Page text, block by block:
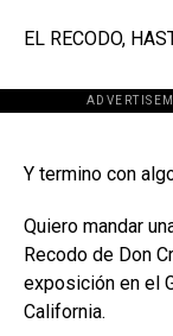
EL RECODO,
Y termino con
Quiero mandar
Recodo de Don
exposición en el
California.